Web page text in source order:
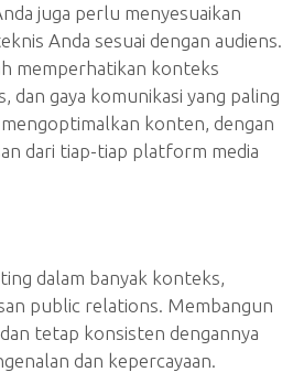
juga perlu menyesuaikan
Anda sesuai dengan audiens.
memperhatikan konteks
dan gaya komunikasi yang paling
konten, dengan
dari tiap-tiap platform media
dalam banyak konteks,
public relations. Membangun
tetap konsisten dengannya
dan kepercayaan.